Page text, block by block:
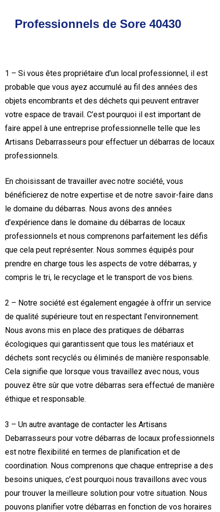
Professionnels de Sore 40430
1 – Si vous êtes propriétaire d’un local professionnel, il est
probable que vous ayez accumulé au fil des années des
objets encombrants et des déchets qui peuvent entraver
votre espace de travail. C’est pourquoi il est important de
faire appel à une entreprise professionnelle telle que les
Artisans Debarrasseurs pour effectuer un débarras de locaux
professionnels.
En choisissant de travailler avec notre société, vous
bénéficierez de notre expertise et de notre savoir-faire dans
le domaine du débarras. Nous avons des années
d’expérience dans le domaine du débarras de locaux
professionnels et nous comprenons parfaitement les défis
que cela peut représenter. Nous sommes équipés pour
prendre en charge tous les aspects de votre débarras, y
compris le tri, le recyclage et le transport de vos biens.
2 – Notre société est également engagée à offrir un service
de qualité supérieure tout en respectant l’environnement.
Nous avons mis en place des pratiques de débarras
écologiques qui garantissent que tous les matériaux et
déchets sont recyclés ou éliminés de manière responsable.
Cela signifie que lorsque vous travaillez avec nous, vous
pouvez être sûr que votre débarras sera effectué de manière
éthique et responsable.
3 – Un autre avantage de contacter les Artisans
Debarrasseurs pour votre débarras de locaux professionnels
est notre flexibilité en termes de planification et de
coordination. Nous comprenons que chaque entreprise a des
besoins uniques, c’est pourquoi nous travaillons avec vous
pour trouver la meilleure solution pour votre situation. Nous
pouvons planifier votre débarras en fonction de vos horaires